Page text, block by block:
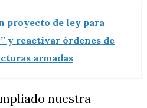
proyecto de ley para
y reactivar órdenes de
armadas
nuestra